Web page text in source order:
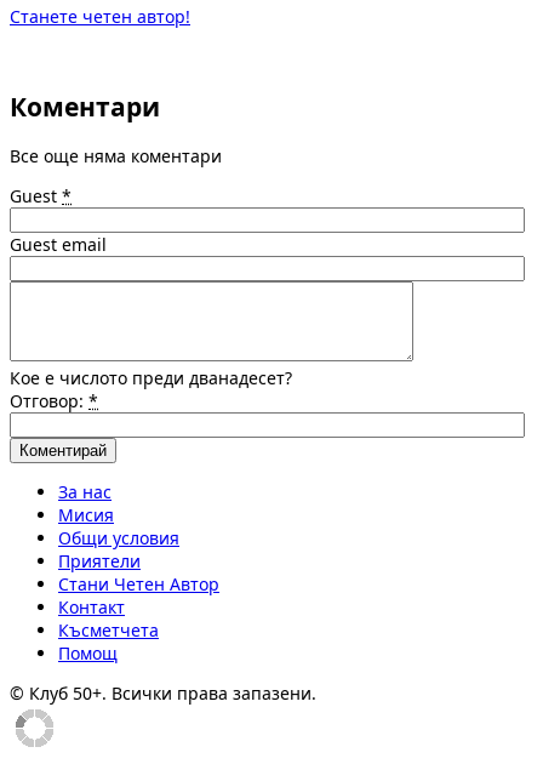
Станете четен автор!
Коментари
Все още няма коментари
Guest *
Guest email
Кое е числото преди дванадесет?
Отговор: *
За нас
Мисия
Общи условия
Приятели
Стани Четен Автор
Контакт
Късметчета
Помощ
© Клуб 50+. Всички права запазени.